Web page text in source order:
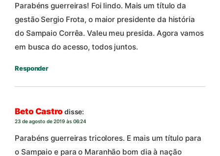
Parabéns guerreiras! Foi lindo. Mais um título da
gestão Sergio Frota, o maior presidente da história
do Sampaio Corrêa. Valeu meu presida. Agora vamos
em busca do acesso, todos juntos.
Responder
Beto Castro disse:
23 de agosto de 2019 às 06:24
Parabéns guerreiras tricolores. E mais um título para
o Sampaio e para o Maranhão bom dia à nação